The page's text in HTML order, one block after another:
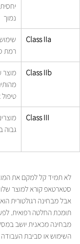
נמוך
Class IIa
רמת
Class IIb
טיפול
Class III
גבוה
לא תמיד קל למקם את
סטארטאפ קורא למוצר שלו
אבל מבחינה רגולטורית
תומכת החלטה רפואית.
מבחינה מכאנית יושב
השימוש או סביבת העבודה